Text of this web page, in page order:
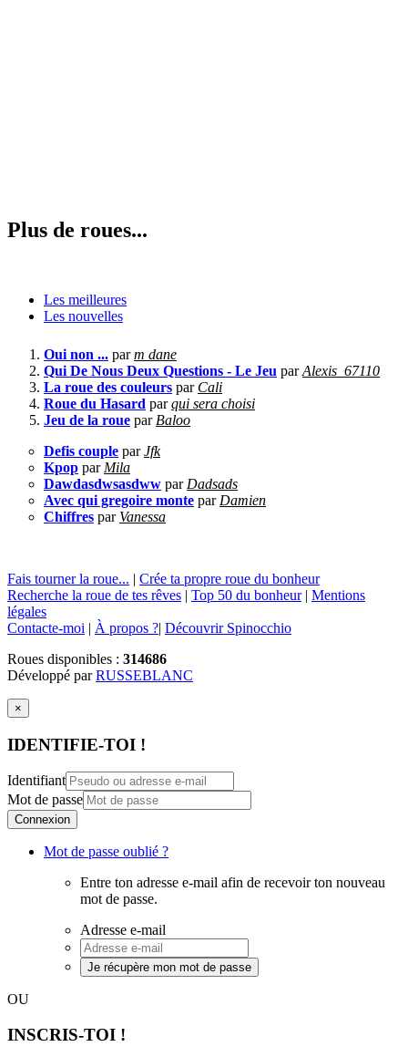
Plus de roues...
Les meilleures
Les nouvelles
Oui non ... parm dane
Qui De Nous Deux Questions - Le Jeu parAlexis_67110
La roue des couleurs par Cali
Roue du Hasard parqui sera choisi
Jeu de la roue par Baloo
Defis couple parJfk
Kpop par Mila
Dawdasdwsasdww par Dadsads
Avec qui gregoire monte par Damien
Chiffres par Vanessa
Fais tourner la roue... | Crée ta propre roue du bonheur
Recherche la roue de tes rêves | Top 50 du bonheur| Mentions
légales
Contacte-moi | À propos ?| Découvrir Spinocchio
Roues disponibles : 314686
Développé parRUSSEBLANC
×
IDENTIFIE-TOI !
Identifiant
Mot de passe
Connexion
Mot de passe oublié ?
Entre ton adresse e-mail afin de recevoir ton nouveau
mot de passe.
Adresse e-mail
Je récupère mon mot de passe
OU
INSCRIS-TOI !